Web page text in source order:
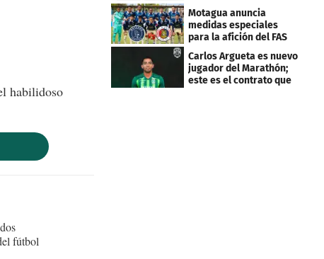
habilidoso
fútbol
Motagua anuncia
medidas especiales
para la afición del FAS
de El Salvador
Carlos Argueta es nuevo
jugador del Marathón;
este es el contrato que